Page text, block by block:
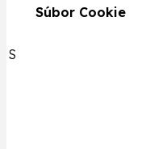
Súbor Cookie
S